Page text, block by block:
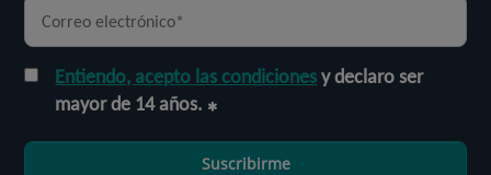
Entiendo, acepto las condicionesy declaro ser
mayor de 14 años.
Suscribirme